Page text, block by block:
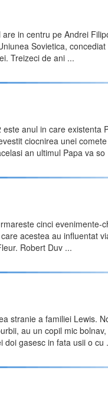
in centru pe Andrei
Sovietica,
Treizeci de ani ...
anul in care existenta
ciocnirea unei
an ultimul Papa va so
cinci evenimente-
acestea au influentat
Robert Duv ...
stranie a familiei Lewis.
au un copil mic
doi gasesc in fata usii o cu